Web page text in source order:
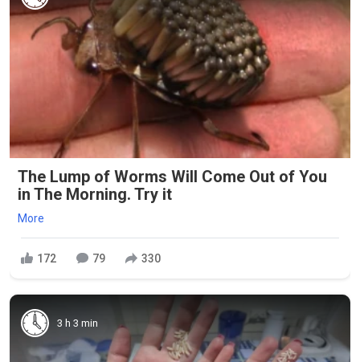
The Lump of Worms Will Come Out of You
in The Morning. Try it
More
172 79 330
3 h 3 min